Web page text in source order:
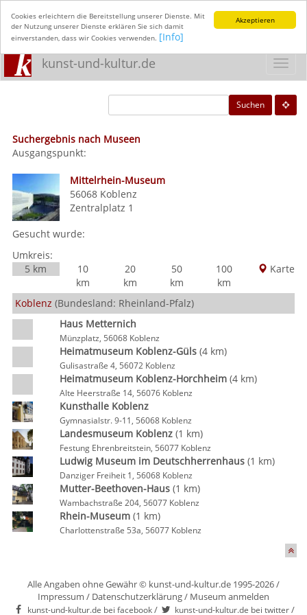
Akzeptieren
Cookies erleichtern die Bereitstellung unserer Dienste. Mit
der Nutzung unserer Dienste erklären Sie sich damit
einverstanden, dass wir Cookies verwenden. [Info]
kunst-und-kultur.de
Suchen
Suchergebnis nach Museen
Ausgangspunkt:
Mittelrhein-Museum
56068 Koblenz
Zentralplatz 1
Gesucht wurde:
Umkreis:
5 km
10
km
20
km
50
km
100
km
Karte
Koblenz (Bundesland: Rheinland-Pfalz)
Haus Metternich
Münzplatz, 56068 Koblenz
Heimatmuseum Koblenz-Güls(4 km)
Gulisastraße 4, 56072 Koblenz
Heimatmuseum Koblenz-Horchheim(4 km)
Alte Heerstraße 14, 56076 Koblenz
Kunsthalle Koblenz
Gymnasialstr. 9-11, 56068 Koblenz
Landesmuseum Koblenz(1 km)
Festung Ehrenbreitstein, 56077 Koblenz
Ludwig Museum im Deutschherrenhaus(1 km)
Danziger Freiheit 1, 56068 Koblenz
Mutter-Beethoven-Haus(1 km)
Wambachstraße 204, 56077 Koblenz
Rhein-Museum(1 km)
Charlottenstraße 53a, 56077 Koblenz
Alle Angaben ohne Gewähr © kunst-und-kultur.de 1995-2026 /
Impressum / Datenschutzerklärung/ Museum anmelden
kunst-und-kultur.de bei facebook/ kunst-und-kultur.de bei twitter/